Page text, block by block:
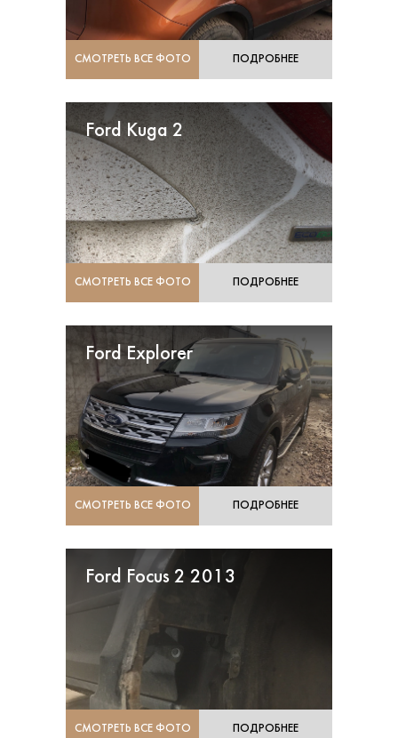
СМОТРЕТЬ ВСЕ ФОТО ПОДРОБНЕЕ
Ford Kuga 2
СМОТРЕТЬ ВСЕ ФОТО ПОДРОБНЕЕ
Ford Explorer
СМОТРЕТЬ ВСЕ ФОТО ПОДРОБНЕЕ
Ford Focus 2 2013
СМОТРЕТЬ ВСЕ ФОТО ПОДРОБНЕЕ